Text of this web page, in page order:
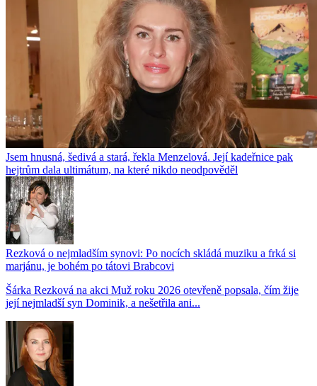
Jsem hnusná, šedivá a stará, řekla Menzelová. Její kadeřnice pak
hejtrům dala ultimátum, na které nikdo neodpověděl
Rezková o nejmladším synovi: Po nocích skládá muziku a frká si
marjánu, je bohém po tátovi Brabcovi
Šárka Rezková na akci Muž roku 2026 otevřeně popsala, čím žije
její nejmladší syn Dominik, a nešetřila ani...